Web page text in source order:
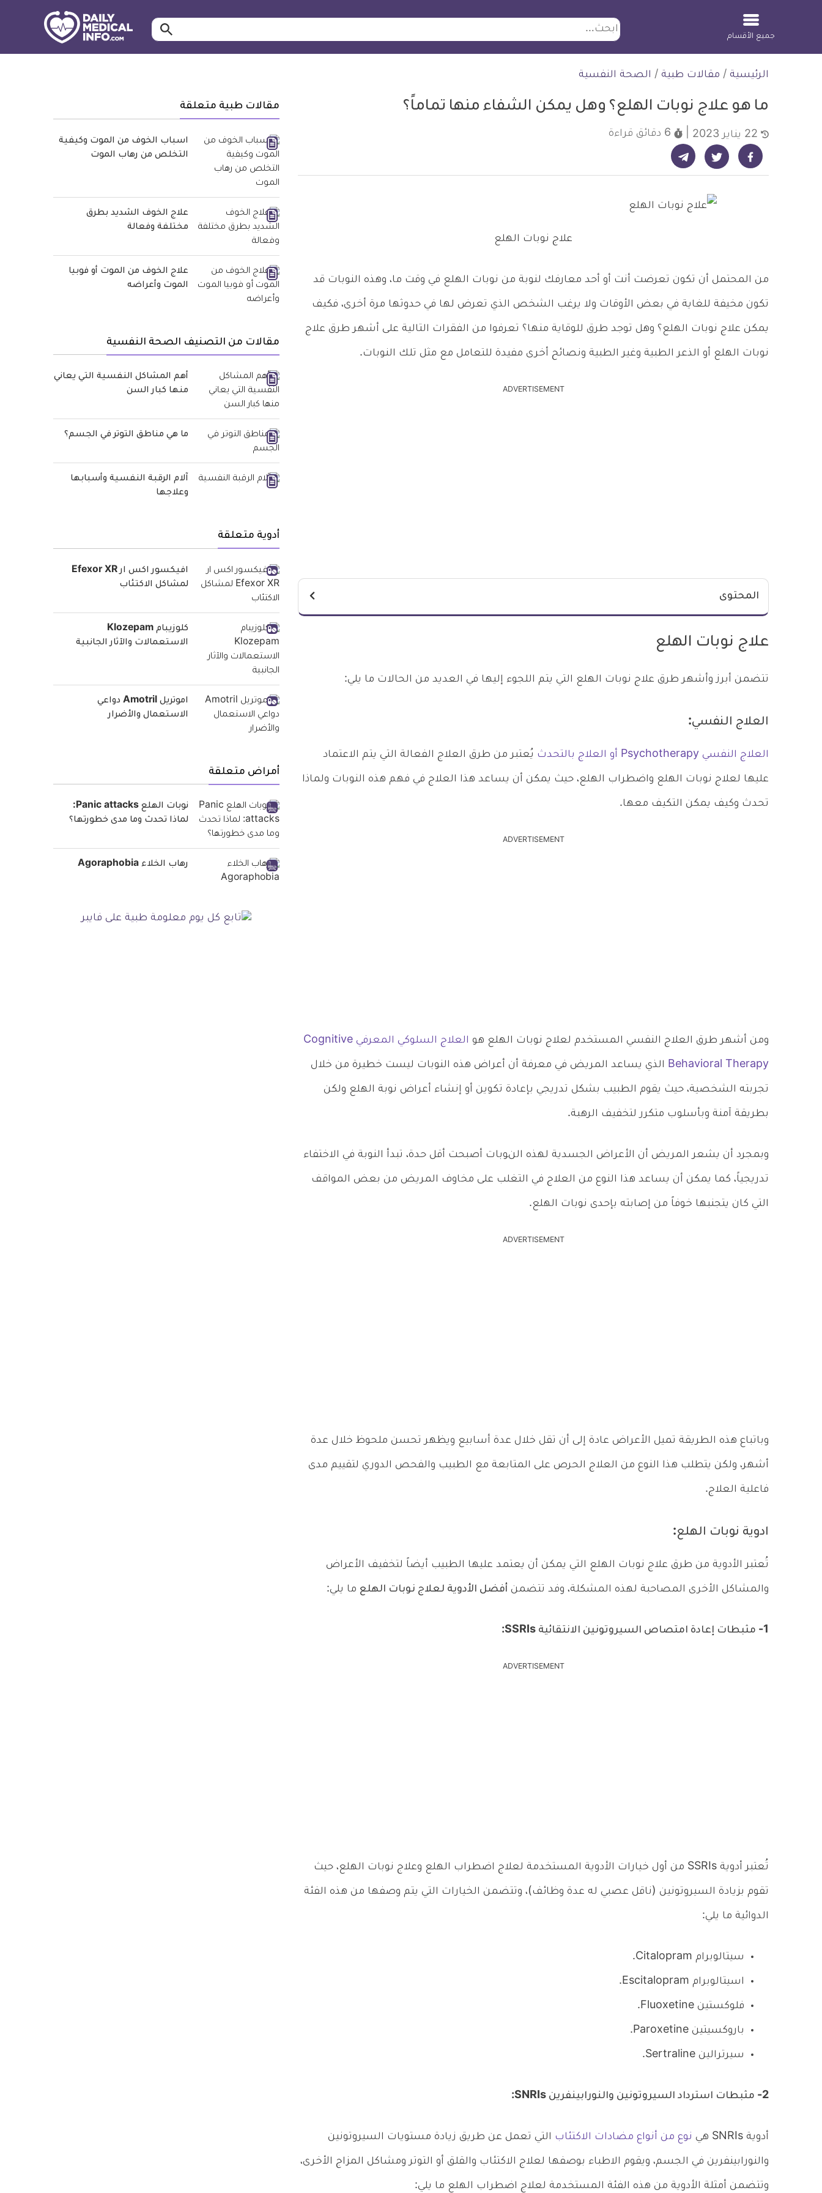
ابحث ابحث…
جميع الأقسام
الرئيسية / مقالات طبية / الصحة النفسية
ما هو علاج نوبات الهلع؟ وهل يمكن الشفاء منها تماماً؟
6 دقائق قراءة
شارك على فيسبوك - ديلي ميديكال انفو شارك على تويتر - ديلي ميديكال انفو شارك على تيليجرام - ديلي ميديكال انفو
علاج نوبات الهلع
من المحتمل أن تكون تعرضت أنت أو أحد معارفك لنوبة من نوبات الهلع في وقت ما، وهذه النوبات قد
تكون مخيفة للغاية في بعض الأوقات ولا يرغب الشخص الذي تعرض لها في حدوثها مرة أخرى، فكيف
يمكن علاج نوبات الهلع؟ وهل توجد طرق للوقاية منها؟ تعرفوا من الفقرات التالية على أشهر طرق علاج
نوبات الهلع أو الذعر الطبية وغير الطبية ونصائح أخرى مفيدة للتعامل مع مثل تلك النوبات.
ADVERTISEMENT
المحتوى
علاج نوبات الهلع
تتضمن أبرز وأشهر طرق علاج نوبات الهلع التي يتم اللجوء إليها في العديد من الحالات ما يلي:
العلاج النفسي:
العلاج النفسي Psychotherapy أو العلاج بالتحدث يُعتبر من طرق العلاج الفعالة التي يتم الاعتماد
عليها لعلاج نوبات الهلع واضطراب الهلع، حيث يمكن أن يساعد هذا العلاج في فهم هذه النوبات ولماذا
تحدث وكيف يمكن التكيف معها.
ADVERTISEMENT
ومن أشهر طرق العلاج النفسي المستخدم لعلاج نوبات الهلع هو العلاج السلوكي المعرفي Cognitive
Behavioral Therapy الذي يساعد المريض في معرفة أن أعراض هذه النوبات ليست خطيرة من خلال
تجربته الشخصية، حيث يقوم الطبيب بشكل تدريجي بإعادة تكوين أو إنشاء أعراض نوبة الهلع ولكن
بطريقة آمنة وبأسلوب متكرر لتخفيف الرهبة.
وبمجرد أن يشعر المريض أن الأعراض الجسدية لهذه النوبات أصبحت أقل حدة، تبدأ النوبة في الاختفاء
تدريجياً، كما يمكن أن يساعد هذا النوع من العلاج في التغلب على مخاوف المريض من بعض المواقف
التي كان يتجنبها خوفاً من إصابته بإحدى نوبات الهلع.
ADVERTISEMENT
وباتباع هذه الطريقة تميل الأعراض عادة إلى أن تقل خلال عدة أسابيع ويظهر تحسن ملحوظ خلال عدة
أشهر، ولكن يتطلب هذا النوع من العلاج الحرص على المتابعة مع الطبيب والفحص الدوري لتقييم مدى
فاعلية العلاج.
ادوية نوبات الهلع:
تُعتبر الأدوية من طرق علاج نوبات الهلع التي يمكن أن يعتمد عليها الطبيب أيضاً لتخفيف الأعراض
والمشاكل الأخرى المصاحبة لهذه المشكلة، وفد تتضمن أفضل الأدوية لعلاج نوبات الهلع ما يلي:
1- مثبطات إعادة امتصاص السيروتونين الانتقائية SSRIs:
ADVERTISEMENT
تُعتبر أدوية SSRIs من أول خيارات الأدوية المستخدمة لعلاج اضطراب الهلع وعلاج نوبات الهلع، حيث
تقوم بزيادة السيروتونين (ناقل عصبي له عدة وظائف)، وتتضمن الخيارات التي يتم وصفها من هذه الفئة
الدوائية ما يلي:
سيتالوبرام Citalopram.
اسيتالوبرام Escitalopram.
فلوكستين Fluoxetine.
باروكسيتين Paroxetine.
سيرترالين Sertraline.
2- مثبطات استرداد السيروتونين والنورابينفرين SNRIs:
أدوية SNRIs هي نوع من أنواع مضادات الاكتئاب التي تعمل عن طريق زيادة مستويات السيروتونين
والنورابينفرين في الجسم، ويقوم الاطباء بوصفها لعلاج الاكتئاب والقلق أو التوتر ومشاكل المزاج الأخرى،
وتتضمن أمثلة الأدوية من هذه الفئة المستخدمة لعلاج اضطراب الهلع ما يلي:
مقالات طبية متعلقة
اسباب الخوف من الموت وكيفية
التخلص من رهاب الموت
علاج الخوف الشديد بطرق
مختلفة وفعالة
علاج الخوف من الموت أو فوبيا
الموت وأعراضه
مقالات من التصنيف الصحة النفسية
أهم المشاكل النفسية التي يعاني
منها كبار السن
ما هي مناطق التوتر في الجسم؟
آلام الرقبة النفسية وأسبابها
وعلاجها
أدوية متعلقة
افيكسور اكس ار Efexor XR
لمشاكل الاكتئاب
كلوزيبام Klozepam
الاستعمالات والآثار الجانبية
اموتريل Amotril دواعي
الاستعمال والأضرار
أمراض متعلقة
نوبات الهلع Panic attacks:
لماذا تحدث وما مدى خطورتها؟
رهاب الخلاء Agoraphobia